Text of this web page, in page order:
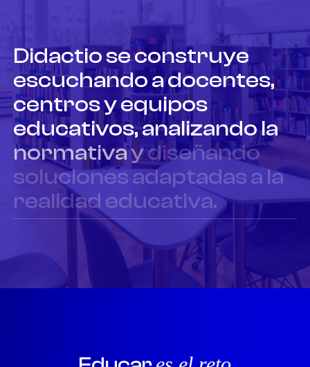
Didactioseconstruye
escuchandoadocentes,
centrosyequipos
educativos,analizandola
normativaydiseñando
solucionesadaptadasala
realidad educativa.